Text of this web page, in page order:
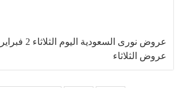
عروض الثلاثاء